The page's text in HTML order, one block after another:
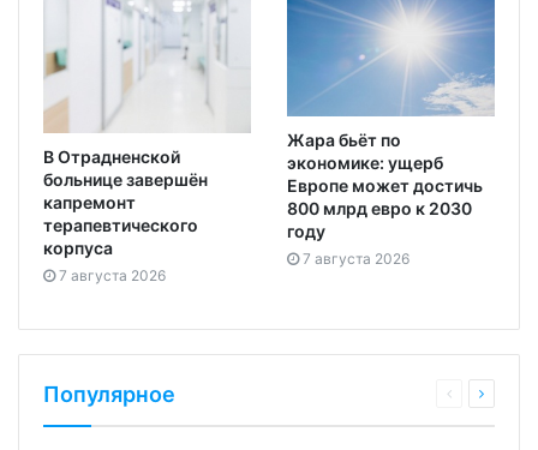
В Отрадненской
больнице завершён
капремонт
терапевтического
корпуса
7 августа 2026
Жара бьёт по
экономике: ущерб
Европе может достичь
800 млрд евро к 2030
году
7 августа 2026
Популярное